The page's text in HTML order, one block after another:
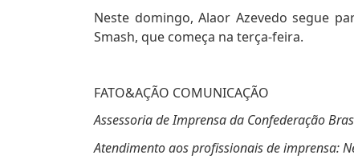
Neste domingo, Alaor Azevedo segue
Smash, que começa na terça-feira.
FATO&AÇÃO COMUNICAÇÃO
Assessoria de Imprensa da Confederação
Atendimento aos profissionais de imprensa: